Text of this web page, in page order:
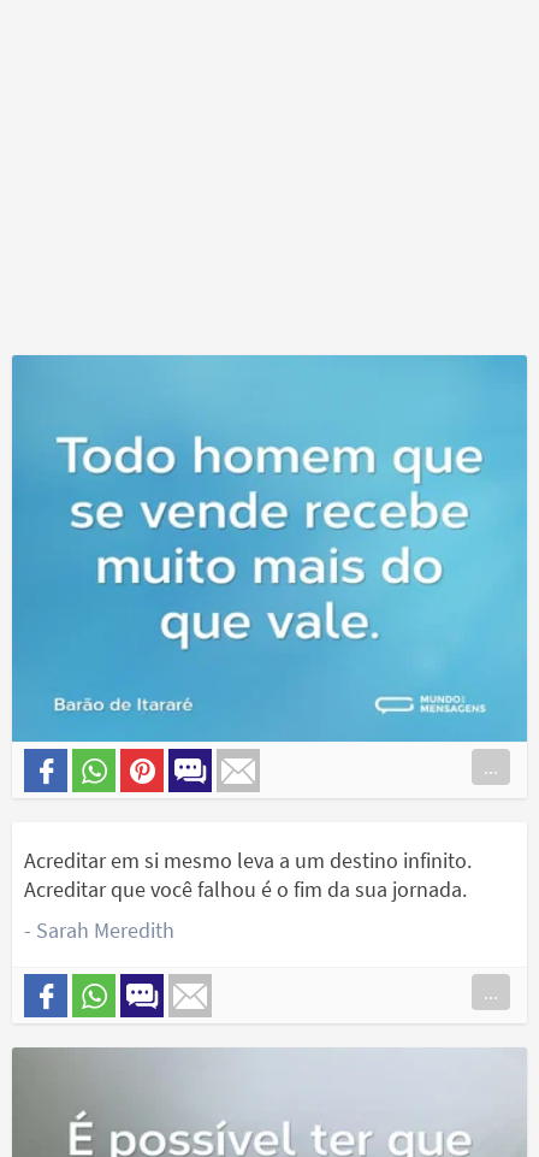
...
Acreditar em si mesmo leva a um destino infinito.
Acreditar que você falhou é o fim da sua jornada.
- Sarah Meredith
...